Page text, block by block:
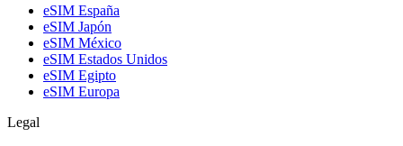
eSIM España
eSIM Japón
eSIM México
eSIM Estados Unidos
eSIM Egipto
eSIM Europa
Legal